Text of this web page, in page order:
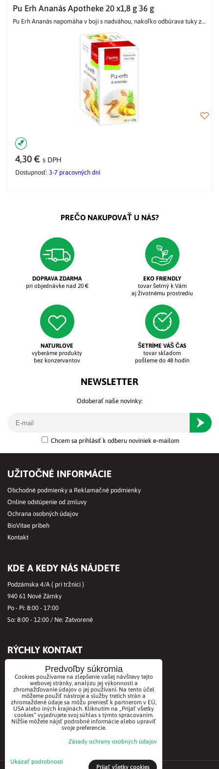
Pu Erh Ananás Apotheke 20 x1,8 g 36 g
Pu Erh Ananás napomáha v boji s nadváhou, nakoľko odbúrava tuky z...
4,30 € s DPH
Dostupnosť: 3-7 pracovných dní
PREČO NAKUPOVAŤ U NÁS?
DOPRAVA ZDARMA
pri objednávke nad 20 €
EKO FRIENDLY
tovar šetrný k Vám
aj životnému prostrediu
NATURLOVE
vyberáme produkty
bez konzervantov
ŠETRÍME VÁŠ ČAS
tovar skladom
pošleme do 48 hodín
NEWSLETTER
Odoberať naše novinky:
Chcem sa prihlásiť k odberu noviniek e-mailom
UŽITOČNÉ INFORMÁCIE
Obchodné podmienky a Reklamačné podmienky
Online odstúpenie od zmluvy
Ochrana osobných údajov
BioVitae príbeh
Kontakt
KDE A KEDY NÁS NÁJDETE
Podzámska 4/A ( pri tržnici )
940 61 Nové Zámky
Po - Pi: 8:00 - 17:00
So: 8:00 - 12:00 / Ne: Zatvorené
RÝCHLY KONTAKT
+421356421513
Mobil:+421901712584
Email:office@biovitae.sk
AKCEPTUJEME PLATBY KARTOU
Predvoľby súkromia
Cookies používame na zlepšenie vašej návštevy tejto
webovej stránky, analýzu jej výkonnosti a
zhromažďovanie údajov o jej používaní. Na tento účel
môžeme použiť nástroje a služby tretích strán a
zhromaždené údaje sa môžu preniesť k partnerom v EÚ,
USA alebo iných krajinách. Kliknutím na „Prijať všetky
cookies“ vyjadrujete svoj súhlas s týmto spracovaním.
Nižšie môžete nájsť podrobné informácie alebo upraviť
svoje preferencie.
Zásady ochrany osobných údajov
Ukázať podrobnosti
Prijať všetky cookies